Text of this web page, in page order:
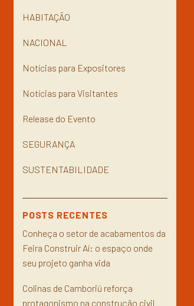
HABITAÇÃO
NACIONAL
Notícias para Expositores
Notícias para Visitantes
Release do Evento
SEGURANÇA
SUSTENTABILIDADE
POSTS RECENTES
Conheça o setor de acabamentos da
Feira Construir Aí: o espaço onde
seu projeto ganha vida
Colinas de Camboriú reforça
protagonismo na construção civil